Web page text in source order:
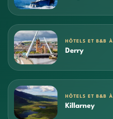
HÔTELS ET B&B À
Derry
HÔTELS ET B&B À
Killarney